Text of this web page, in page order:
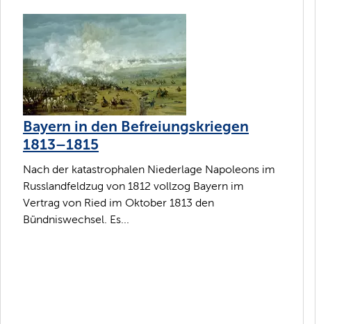
Bayern in den Befreiungskriegen
1813–1815
Nach der katastrophalen Niederlage Napoleons im
Russlandfeldzug von 1812 vollzog Bayern im
Vertrag von Ried im Oktober 1813 den
Bündniswechsel. Es...